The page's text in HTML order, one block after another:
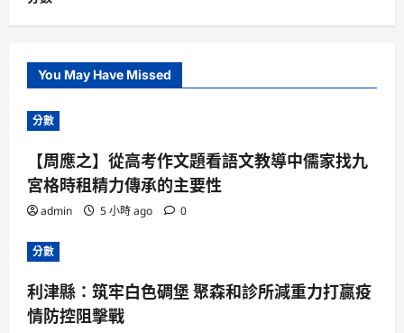
You May Have Missed
分數
【周應之】從高考作文題看語文教導中儒家找九
宮格時租精力傳承的主要性
admin 5 小時 ago 0
分數
利津縣：筑牢白色碉堡 聚森和診所減重力打贏疫
情防控阻擊戰